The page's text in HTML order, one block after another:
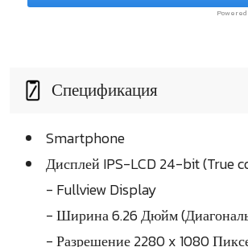
Спецификация
Smartphone
Дисплей IPS-LCD 24-bit (True
- Fullview Display
- Ширина 6.26 Дюйм
- Разрешение 2280 x 1080